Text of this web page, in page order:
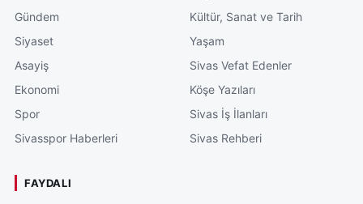
Gündem
Siyaset
Asayiş
Ekonomi
Spor
Sivasspor Haberleri
Kültür, Sanat ve Tarih
Yaşam
Sivas Vefat Edenler
Köşe Yazıları
Sivas İş İlanları
Sivas Rehberi
FAYDALI